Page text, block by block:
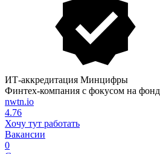
ИТ-аккредитация Минцифры
Финтех-компания с фокусом на
nwtn.io
4.76
Хочу тут работать
Вакансии
0